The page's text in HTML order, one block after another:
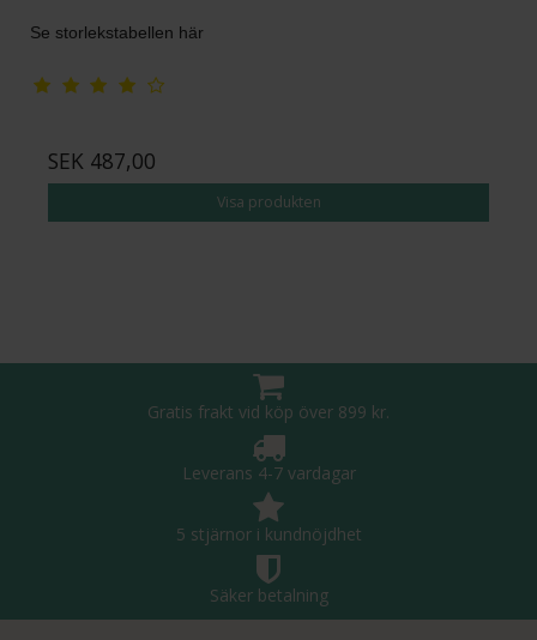
Se storlekstabellen här
SEK 487,00
Visa produkten
Gratis frakt vid köp över 899 kr.
Leverans 4-7 vardagar
5 stjärnor i kundnöjdhet
Säker betalning